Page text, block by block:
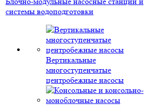
системы водоподготовки
Вертикальные
многоступенчатые
центробежные насосы